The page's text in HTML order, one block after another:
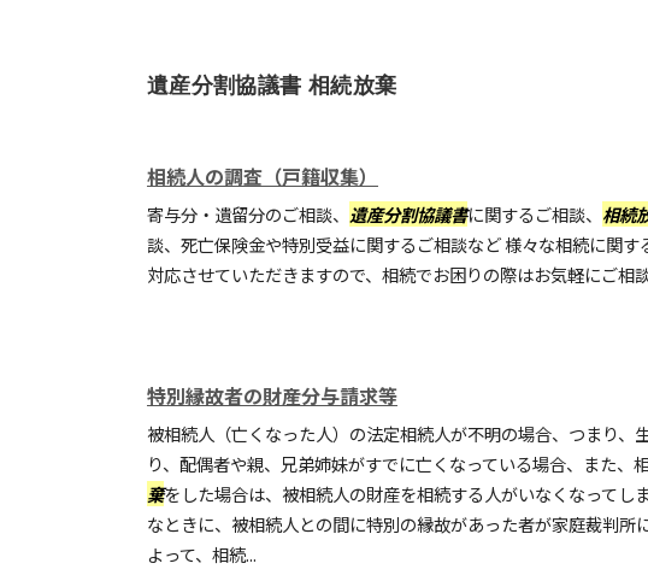
遺産分割協議書 相続放棄
相続人の調査（戸籍収集）
寄与分・遺留分のご相談、 遺産分割協議書に関するご相談、 相続
談、死亡保険金や特別受益に関するご相談など 様々な相続に関す
対応させていただきますので、相続でお困りの際はお気軽にご相
特別縁故者の財産分与請求等
被相続人（亡くなった人）の法定相続人が不明の場合、つまり、
り、配偶者や親、兄弟姉妹がすでに亡くなっている場合、また、
棄をした場合は、被相続人の財産を相続する人がいなくなってし
なときに、被相続人との間に特別の縁故があった者が家庭裁判所
よって、相続...